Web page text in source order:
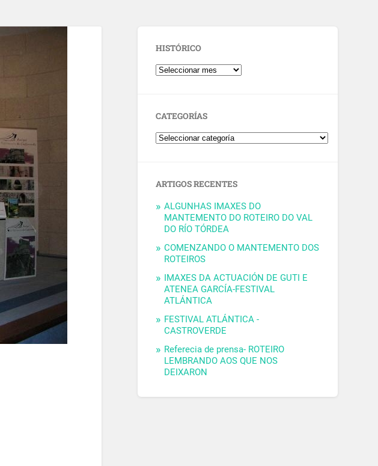
HISTÓRICO
CATEGORÍAS
ARTIGOS RECENTES
ALGUNHAS IMAXES DO
MANTEMENTO DO ROTEIRO DO VAL
DO RÍO TÓRDEA
COMENZANDO O MANTEMENTO DOS
ROTEIROS
IMAXES DA ACTUACIÓN DE GUTI E
ATENEA GARCÍA-FESTIVAL
ATLÁNTICA
FESTIVAL ATLÁNTICA -
CASTROVERDE
Referecia de prensa- ROTEIRO
LEMBRANDO AOS QUE NOS
DEIXARON